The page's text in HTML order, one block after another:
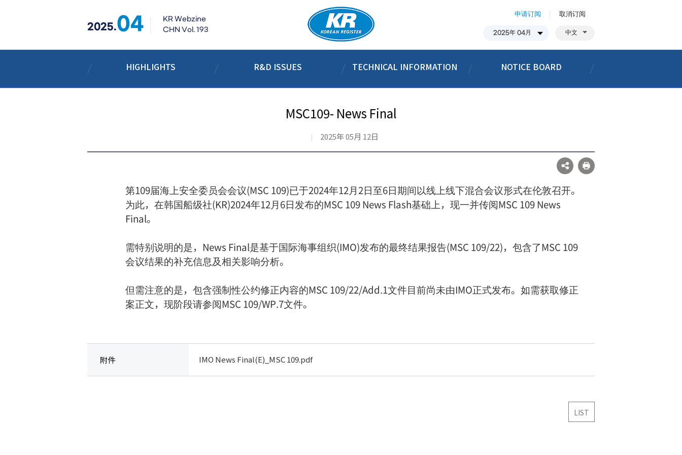
2025.04
KR Webzine
CHN Vol. 193
申请订阅 取消订阅
中文
HIGHLIGHTS R&D ISSUES TECHNICAL INFORMATION NOTICE BOARD
MSC109- News Final
2025年 05月 12日
第109届海上安全委员会会议(MSC 109)已于2024年12月2日至6日期间以线上线下混合会议形式在伦敦召开。
为此，在韩国船级社(KR)2024年12月6日发布的MSC 109 News Flash基础上，现一并传阅MSC 109 News
Final。
需特别说明的是，News Final是基于国际海事组织(IMO)发布的最终结果报告(MSC 109/22)，包含了MSC 109
会议结果的补充信息及相关影响分析。
但需注意的是，包含强制性公约修正内容的MSC 109/22/Add.1文件目前尚未由IMO正式发布。如需获取修正
案正文，现阶段请参阅MSC 109/WP.7文件。
附件 IMO News Final(E)_MSC 109.pdf
LIST